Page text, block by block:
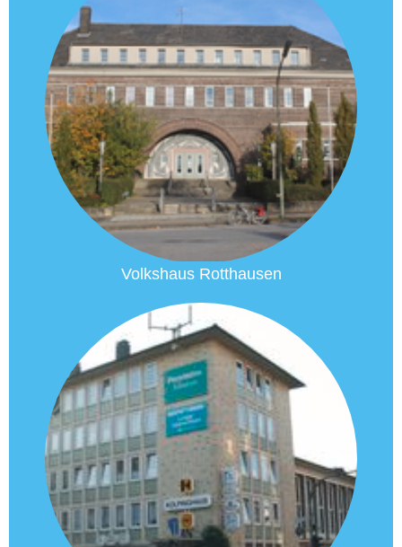
Volkshaus Rotthausen